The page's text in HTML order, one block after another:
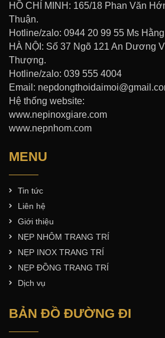
HỒ CHÍ MINH: 165/18 Phan Văn
Thuận.
Hotline/zalo: 0944 20 99 55 Ms Hằng
HÀ NỘI: Số 37 Ngõ 121 An Dương
Thượng.
Hotline/zalo: 039 555 4004
Email:
Hệ thống website:
www.nepinoxgiare.com
www.nepnhom.com
MENU
Tin tức
Liên hệ
Giới thiệu
NẸP NHÔM TRANG TRÍ
NẸP INOX TRANG TRÍ
NẸP ĐỒNG TRANG TRÍ
Dịch vụ
BẢN ĐỒ ĐƯỜNG ĐI